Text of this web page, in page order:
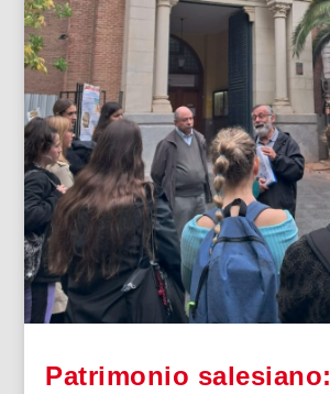
Patrimonio salesiano: